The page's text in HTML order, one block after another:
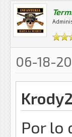
06-18-
Por lo